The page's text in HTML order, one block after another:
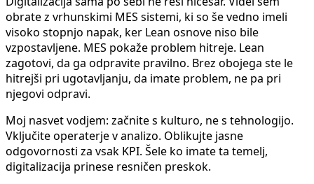
obrate z vrhunskimi MES sistemi, ki so še vedno imeli
visoko stopnjo napak, ker Lean osnove niso bile
vzpostavljene. MES pokaže problem hitreje. Lean
zagotovi, da ga odpravite pravilno. Brez obojega ste le
hitrejši pri ugotavljanju, da imate problem, ne pa pri
njegovi odpravi.
Moj nasvet vodjem: začnite s kulturo, ne s tehnologijo.
Vključite operaterje v analizo. Oblikujte jasne
odgovornosti za vsak KPI. Šele ko imate ta temelj,
digitalizacija prinese resničen preskok.